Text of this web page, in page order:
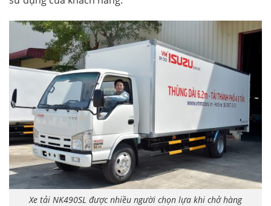
Xe tải NK490SL được nhiều người chọn lựa khi chở hàng